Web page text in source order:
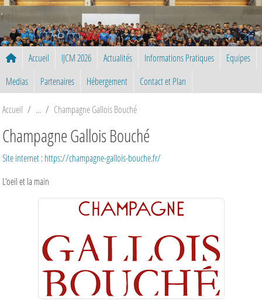
Accueil IJCM 2026 Actualités Informations Pratiques
Equipes
Medias
Partenaires Hébergement Contact et Plan
Accueil Champagne Gallois Bouché
Champagne Gallois Bouché
Site internet : https://champagne-gallois-bouche.fr/
L'oeil et la main
Panneau de gestion des cookies